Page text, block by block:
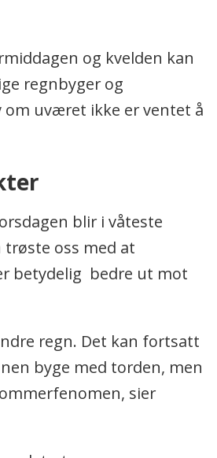
og kvelden kan
regnbyger og
om uværet ikke er ventet å
blir i våteste
trøste oss med at
betydelig bedre ut mot
regn. Det kan fortsatt
byge med torden, men
sier